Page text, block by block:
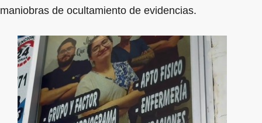
maniobras de ocultamiento de evidencias.